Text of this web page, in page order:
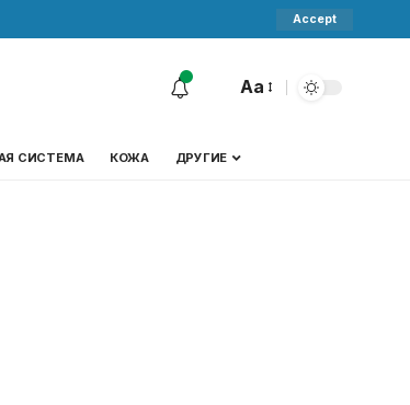
Accept
Aa
СИСТЕМА КОЖА ДРУГИЕ